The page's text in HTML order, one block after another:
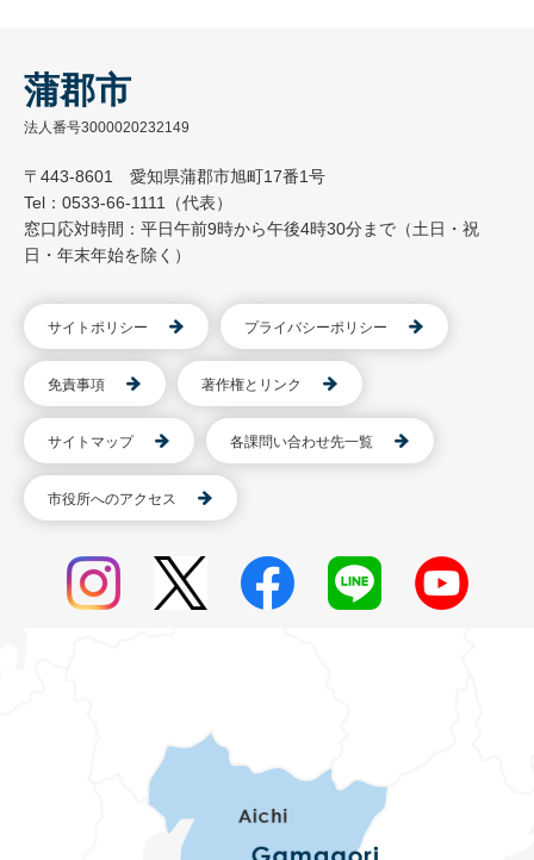
蒲郡市
法人番号3000020232149
〒443-8601 愛知県蒲郡市旭町17番1号
Tel：0533-66-1111（代表）
窓口応対時間：平日午前9時から午後4時30分まで（土日・祝
日・年末年始を除く）
サイトポリシー プライバシーポリシー
免責事項 著作権とリンク
サイトマップ 各課問い合わせ先一覧
市役所へのアクセス